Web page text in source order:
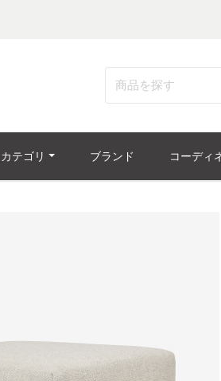
カテゴリ ブランド コーディ